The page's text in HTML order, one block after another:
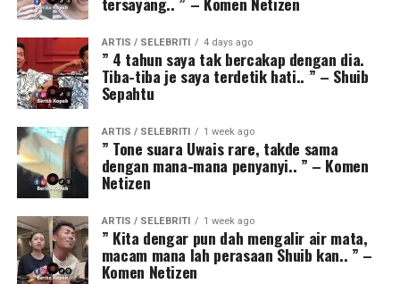
ARTIS / SELEBRITI 4 days ago
” 4 tahun saya tak bercakap dengan dia.
Tiba-tiba je saya terdetik hati.. ” – Shuib
Sepahtu
ARTIS / SELEBRITI 1 week ago
” Tone suara Uwais rare, takde sama
dengan mana-mana penyanyi.. ” – Komen
Netizen
ARTIS / SELEBRITI 1 week ago
” Kita dengar pun dah mengalir air mata,
macam mana lah perasaan Shuib kan.. ” –
Komen Netizen